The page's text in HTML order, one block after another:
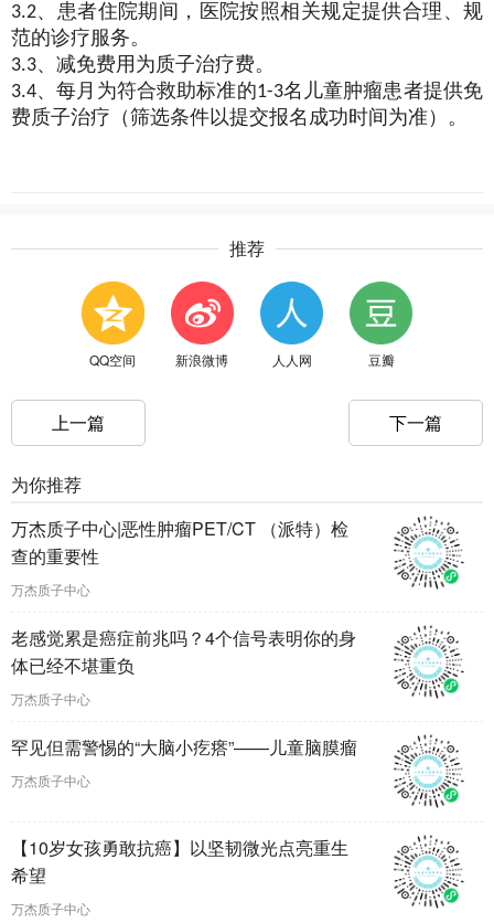
3.2、患者住院期间，医院按照相关规定提供合理、规
范的诊疗服务。
3.3、减免费用为质子治疗费。
3.4、每月为符合救助标准的1-3名儿童肿瘤患者提供免
费质子治疗（筛选条件以提交报名成功时间为准）。
推荐
QQ空间 新浪微博 人人网 豆瓣
上一篇 下一篇
为你推荐
万杰质子中心|恶性肿瘤PET/CT （派特）检
查的重要性
万杰质子中心
老感觉累是癌症前兆吗？4个信号表明你的身
体已经不堪重负
万杰质子中心
罕见但需警惕的“大脑小疙瘩”——儿童脑膜瘤
万杰质子中心
【10岁女孩勇敢抗癌】以坚韧微光点亮重生
希望
万杰质子中心